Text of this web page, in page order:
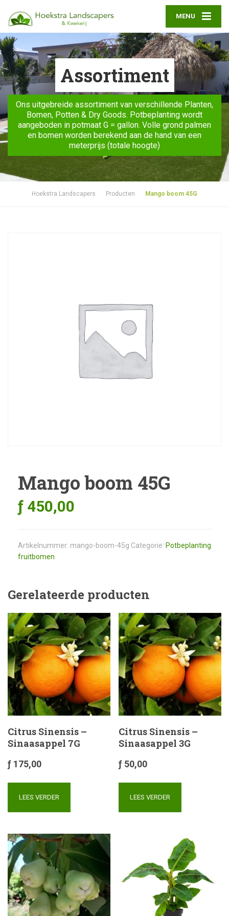
MENU
Assortiment
Ons uitgebreide assortiment van verschillende Planten,
Bomen, Potten & Dry Goods. Potbeplanting wordt
aangeboden in potmaat G = gallon. Volle grond palmen
en bomen worden berekend aan de hand van een
meterprijs (totale hoogte)
Hoekstra Landscapers Producten Mango boom 45G
Mango boom 45G
ƒ 450,00
Artikelnummer: mango-boom-45g Categorie: Potbeplanting
fruitbomen
Gerelateerde producten
Citrus Sinensis –
Sinaasappel 7G
ƒ 175,00
LEES VERDER
Citrus Sinensis –
Sinaasappel 3G
ƒ 50,00
LEES VERDER